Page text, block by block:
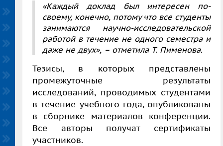
«Каждый доклад был интересен по-
своему, конечно, потому что все студенты
занимаются научно-исследовательской
работой в течение не одного семестра и
даже не двух», – отметила Т. Пименова.
Тезисы, в которых представлены
промежуточные результаты
исследований, проводимых студентами
в течение учебного года, опубликованы
в сборнике материалов конференции.
Все авторы получат сертификаты
участников.